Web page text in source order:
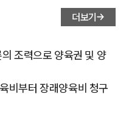
슈어
담예약
예약
더보기
조력으로 양육권 및 양
비부터 장래양육비 청구